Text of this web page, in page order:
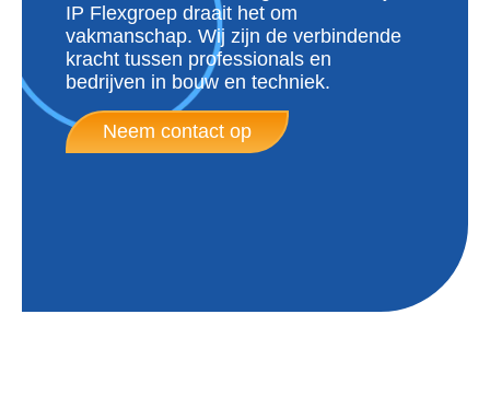
IP Flexgroep draait het om
vakmanschap. Wij zijn de verbindende
kracht tussen professionals en
bedrijven in bouw en techniek.
Neem contact op